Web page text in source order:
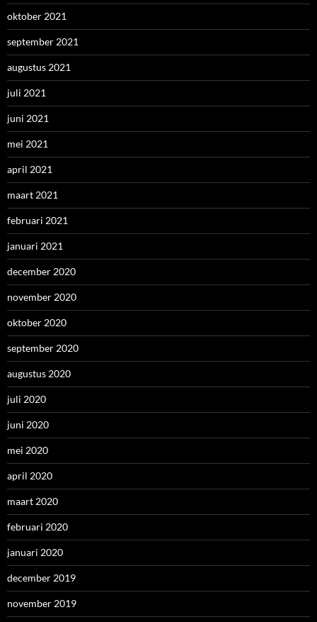
oktober 2021
september 2021
augustus 2021
juli 2021
juni 2021
mei 2021
april 2021
maart 2021
februari 2021
januari 2021
december 2020
november 2020
oktober 2020
september 2020
augustus 2020
juli 2020
juni 2020
mei 2020
april 2020
maart 2020
februari 2020
januari 2020
december 2019
november 2019